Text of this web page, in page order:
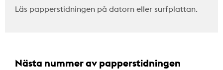
Läs papperstidningen på datorn eller surfplattan.
Nästa nummer av papperstidningen